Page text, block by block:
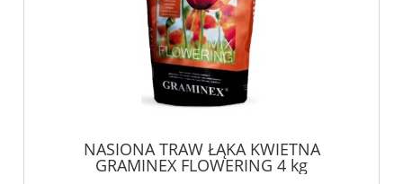
NASIONA TRAW ŁĄKA KWIETNA
GRAMINEX FLOWERING 4 kg